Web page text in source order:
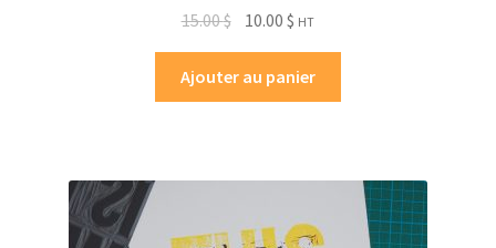
15.00$ 10.00$ HT
Ajouter au panier